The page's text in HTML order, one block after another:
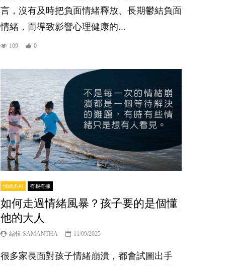
言，沒有及時把負面情緒釋放、長期鬱結負面
情緒，而導致影響心理健康的...
109 0
情緒系列 有根有據
如何走過情緒風暴？孩子要的是個懂
他的大人
編輯 SAMANTHA 11/09/2025
很多家長面對孩子情緒崩潰，都會試圖出手